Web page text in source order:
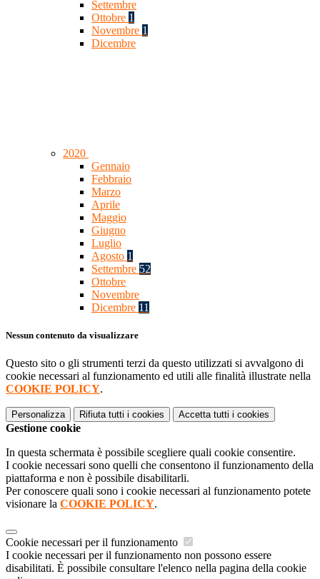
Settembre
Ottobre 1
Novembre 1
Dicembre
2020
Gennaio
Febbraio
Marzo
Aprile
Maggio
Giugno
Luglio
Agosto 1
Settembre 52
Ottobre
Novembre
Dicembre 11
Nessun contenuto da visualizzare
Questo sito o gli strumenti terzi da questo utilizzati si avvalgono di
cookie necessari al funzionamento ed utili alle finalità illustrate nella
COOKIE POLICY.
Personalizza Rifiuta tutti i cookies Accetta tutti i cookies
Gestione cookie
In questa schermata è possibile scegliere quali cookie consentire.
I cookie necessari sono quelli che consentono il funzionamento della
piattaforma e non è possibile disabilitarli.
Per conoscere quali sono i cookie necessari al funzionamento potete
visionare la COOKIE POLICY.
Cookie necessari per il funzionamento
I cookie necessari per il funzionamento non possono essere
disabilitati. È possibile consultare l'elenco nella pagina della cookie